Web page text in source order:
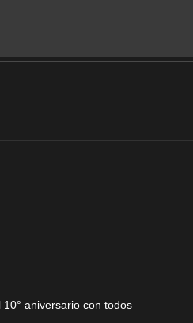
aniversario con todos